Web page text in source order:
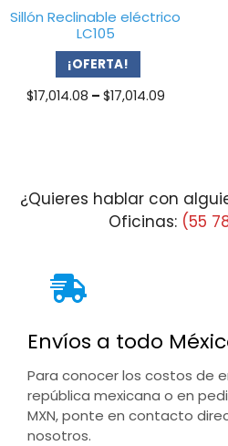
Sillón Reclinable eléctrico
LC105
¡OFERTA!
$17,014.08 – $17,014.09Price
¿Quieres hablar con
Oficinas: (55
Envíos a todo
Para conocer los costos de
república mexicana o en
MXN, ponte en contacto
nosotros.